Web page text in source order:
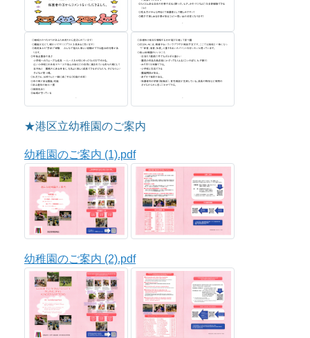
★港区立幼稚園のご案内
幼稚園のご案内 (1).pdf
幼稚園のご案内 (2).pdf